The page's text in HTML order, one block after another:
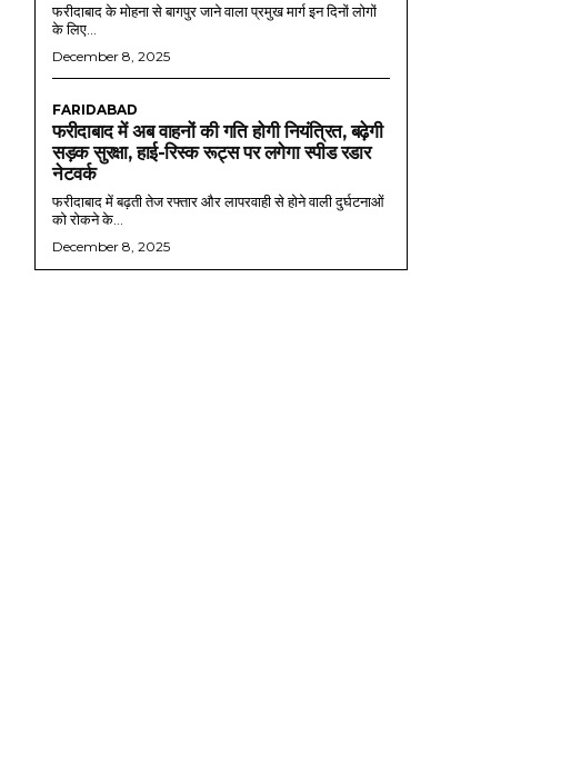
फरीदाबाद के मोहना से बागपुर जाने वाला प्रमुख मार्ग इन दिनों लोगों
के लिए...
December 8, 2025
FARIDABAD
फरीदाबाद में अब वाहनों की गति होगी नियंत्रित, बढ़ेगी
सड़क सुरक्षा, हाई-रिस्क रूट्स पर लगेगा स्पीड रडार
नेटवर्क
फरीदाबाद में बढ़ती तेज रफ्तार और लापरवाही से होने वाली दुर्घटनाओं
को रोकने के...
December 8, 2025